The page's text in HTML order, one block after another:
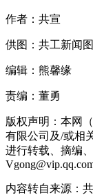
作者：共宣
供图：共工新闻
编辑：熊馨缘
责编：董勇
版权声明：本网
有限公司及/或相
进行转载、摘编
内容转自来源：